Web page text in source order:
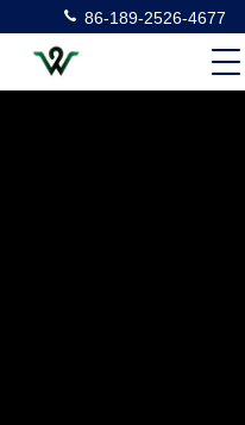
86-189-2526-4677